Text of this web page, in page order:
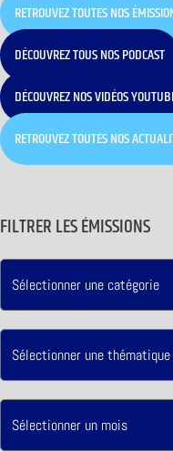
RETROUVEZ TOUTES NOS
DÉCOUVREZ TOUS NOS PODCAST
DÉCOUVREZ NOS VIDÉOS
RETROUVEZ TOUTES NOS
FILTRER LES ÉMISSIONS